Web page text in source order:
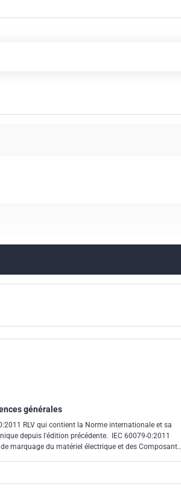
générales
RLV qui contient la Norme internationale et sa
depuis l'édition précédente. IEC 60079-0:2011
marquage du matériel électrique et des Composants